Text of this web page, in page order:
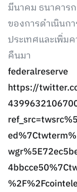
มีนาคม ธนาคาร
ของการดำเนินก
ประเทศและเพิ่ม
คืนมา
federalreserve
https://